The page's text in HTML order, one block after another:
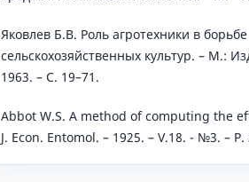
Яковлев Б.В. Роль агротехники в
сельскохозяйственных культур. – М.:
1963. – С. 19–71.
Abbot W.S. A method of computing the
J. Econ. Entomol. – 1925. – V.18. - №3. – P.